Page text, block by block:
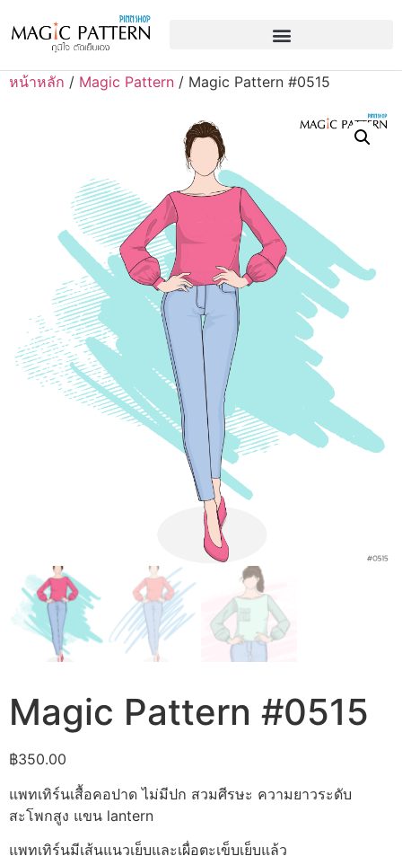
หน้าหลัก / Magic Pattern / Magic Pattern #0515
Magic Pattern #0515
฿350.00
แพทเทิร์นเสื้อคอปาด ไม่มีปก สวมศีรษะ ความยาวระดับ
สะโพกสูง แขน lantern
แพทเทิร์นมีเส้นแนวเย็บและเผื่อตะเข็บเย็บแล้ว